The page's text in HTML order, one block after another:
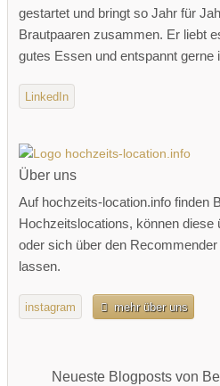
gestartet und bringt so Jahr für
Brautpaaren zusammen. Er liebt
gutes Essen und entspannt gerne
LinkedIn
Über uns
Auf hochzeits-location.info finden
Hochzeitslocations, können diese
oder sich über den
lassen.
instagram mehr über uns
Neueste Blogposts von